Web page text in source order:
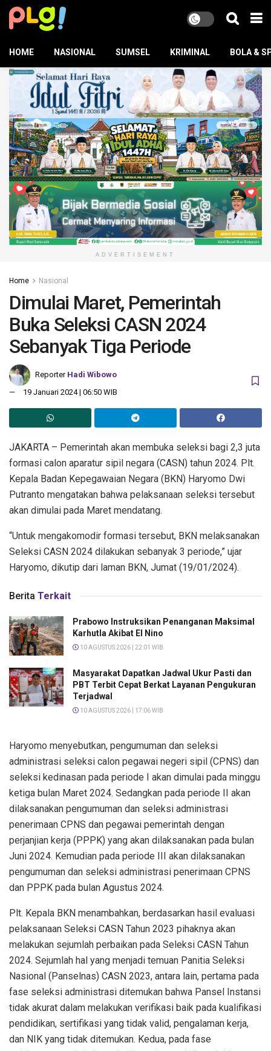
HOME NASIONAL SUMSEL KRIMINAL BOLA &
ADVERTISEMENT
Home Nasional
Dimulai Maret, Pemerintah
Buka Seleksi CASN 2024
Sebanyak Tiga Periode
Reporter Hadi Wibowo
19 Januari 2024 | 06:50 WIB
JAKARTA – Pemerintah akan membuka seleksi bagi 2,3 juta
formasi calon aparatur sipil negara (CASN) tahun 2024. Plt.
Kepala Badan Kepegawaian Negara (BKN) Haryomo Dwi
Putranto mengatakan bahwa pelaksanaan seleksi tersebut
akan dimulai pada Maret mendatang.
“Untuk mengakomodir formasi tersebut, BKN melaksanakan
Seleksi CASN 2024 dilakukan sebanyak 3 periode,” ujar
Haryomo, dikutip dari laman BKN, Jumat (19/01/2024).
Berita Terkait
Prabowo Instruksikan Penanganan Maksimal
Karhutla Akibat El Nino
10 AGUSTUS 2026 | 22:01 WIB
Masyarakat Dapatkan Jadwal Ukur Pasti dan
PBT Terbit Cepat Berkat Layanan Pengukuran
Terjadwal
10 AGUSTUS 2026 | 17:06 WIB
Haryomo menyebutkan, pengumuman dan seleksi
administrasi seleksi calon pegawai negeri sipil (CPNS) dan
seleksi kedinasan pada periode I akan dimulai pada minggu
ketiga bulan Maret 2024. Sedangkan pada periode II akan
dilaksanakan pengumuman dan seleksi administrasi
penerimaan CPNS dan pegawai pemerintah dengan
perjanjian kerja (PPPK) yang akan dilaksanakan pada bulan
Juni 2024. Kemudian pada periode III akan dilaksanakan
pengumuman dan seleksi administrasi penerimaan CPNS
dan PPPK pada bulan Agustus 2024.
Plt. Kepala BKN menambahkan, berdasarkan hasil evaluasi
pelaksanaan Seleksi CASN Tahun 2023 pihaknya akan
melakukan sejumlah perbaikan pada Seleksi CASN Tahun
2024. Sejumlah hal yang menjadi temuan Panitia Seleksi
Nasional (Panselnas) CASN 2023, antara lain, pertama pada
fase seleksi administrasi ditemukan bahwa Pansel Instansi
tidak akurat dalam melakukan verifikasi baik pada kualifikasi
pendidikan, sertifikasi yang tidak valid, pengalaman kerja,
dan NIK yang tidak ditemukan. Kedua, pada fase